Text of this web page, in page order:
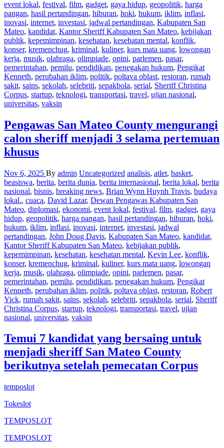
event lokal, festival, film, gadget, gaya hidup, geopolitik, harga
pangan, hasil pertandingan, hiburan, hoki, hukum, iklim, inflasi,
inovasi, internet, investasi, jadwal pertandingan, Kabupaten San
Mateo, kandidat, Kantor Sheriff Kabupaten San Mateo, kebijakan
publik, kepemimpinan, kesehatan, kesehatan mental, konflik,
konser, kremenchug, kriminal, kuliner, kurs mata uang, lowongan
kerja, musik, olahraga, olimpiade, opini, parlemen, pasar,
pemerintahan, pemilu, pendidikan, penegakan hukum, Pengikat
Kenneth, perubahan iklim, politik, poltava oblast, restoran, rumah
sakit, sains, sekolah, selebriti, sepakbola, serial, Sheriff Christina
Corpus, startup, teknologi, transportasi, travel, ujian nasional,
universitas, vaksin
Pengawas San Mateo County mengurangi
calon sheriff menjadi 3 selama pertemuan
khusus
Nov 6, 2025 By admin Uncategorized analisis, atlet, basket,
beasiswa, berita, berita dunia, berita internasional, berita lokal, berita
nasional, bisnis, breaking news, Brian Wynn Huynh Travis, budaya
lokal., cuaca, David Lazar, Dewan Pengawas Kabupaten San
Mateo, diplomasi, ekonomi, event lokal, festival, film, gadget, gaya
hidup, geopolitik, harga pangan, hasil pertandingan, hiburan, hoki,
hukum, iklim, inflasi, inovasi, internet, investasi, jadwal
pertandingan, John Doug Davis, Kabupaten San Mateo, kandidat,
Kantor Sheriff Kabupaten San Mateo, kebijakan publik,
kepemimpinan, kesehatan, kesehatan mental, Kevin Lee, konflik,
konser, kremenchug, kriminal, kuliner, kurs mata uang, lowongan
kerja, musik, olahraga, olimpiade, opini, parlemen, pasar,
pemerintahan, pemilu, pendidikan, penegakan hukum, Pengikat
Kenneth, perubahan iklim, politik, poltava oblast, restoran, Robert
Yick, rumah sakit, sains, sekolah, selebriti, sepakbola, serial, Sheriff
Christina Corpus, startup, teknologi, transportasi, travel, ujian
nasional, universitas, vaksin
Temui 7 kandidat yang bersaing untuk
menjadi sheriff San Mateo County
berikutnya setelah pemecatan Corpus
temposlot
Tokeslot
TEMPOSLOT
TEMPOSLOT